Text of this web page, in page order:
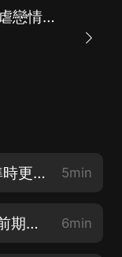
你的姓氏，我的故事|虐戀情深|悶騷霸總
001 美麗的孕婦【每天18:30準時更新~訂閱關注不迷路喲~】 5min
002 習以為常【本劇慢熱型，前期某些人物事件略有不適，100集以后就好了】 6min